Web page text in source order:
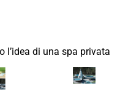
l’idea di una spa privata